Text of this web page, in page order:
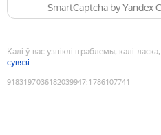
SmartCaptcha by Yandex
Калі ў вас узніклі праблемы, калі
сувязі
9183197036182039947:1786107741